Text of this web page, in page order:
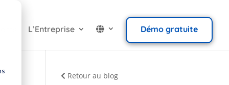
L’Entreprise Démo gratuite
Retour au blog